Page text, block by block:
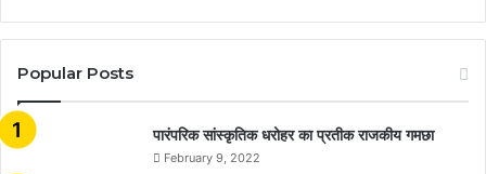
Popular Posts
​​​​​​​पारंपरिक सांस्कृतिक धरोहर का प्रतीक राजकीय गमछा
February 9, 2022